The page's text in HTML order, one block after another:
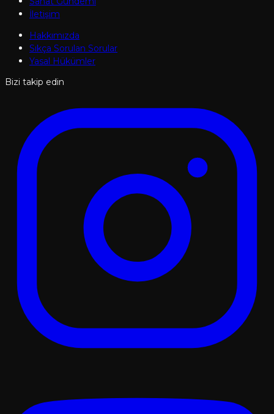
İletişim
Hakkımızda
Sıkça Sorulan Sorular
Yasal Hükümler
Bizi takip edin